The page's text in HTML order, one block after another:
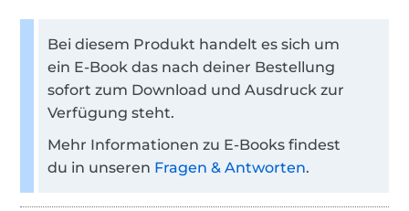
Bei diesem Produkt handelt es sich um
ein E-Book das nach deiner Bestellung
sofort zum Download und Ausdruck zur
Verfügung steht.
Mehr Informationen zu E-Books findest
du in unseren Fragen & Antworten.